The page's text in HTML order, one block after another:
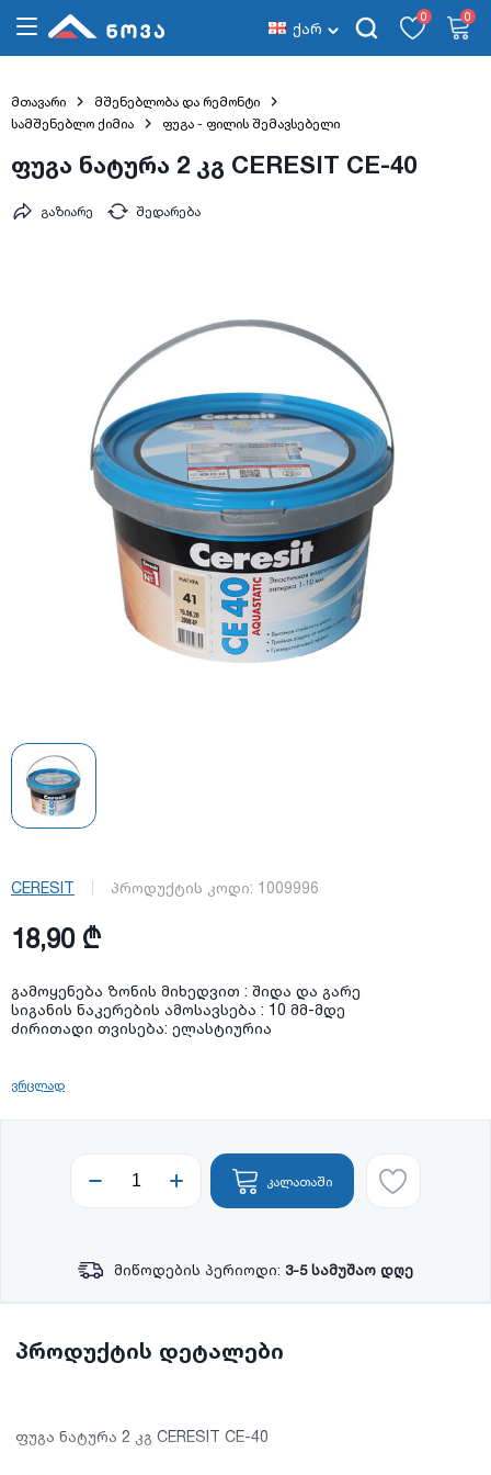
ქარ
0 0
მთავარი
მშენებლობა და რემონტი
სამშენებლო ქიმია
ფუგა - ფილის შემავსებელი
ფუგა ნატურა 2 კგ CERESIT CE-40
შედარება
გაზიარე
CERESIT პროდუქტის კოდი: 1009996
18,90 ₾
გამოყენება ზონის მიხედვით : შიდა და გარე
სიგანის ნაკერების ამოსავსება : 10 მმ-მდე
ძირითადი თვისება: ელასტიურია
ვრცლად
კალათაში
მიწოდების პერიოდი: 3-5 სამუშაო დღე
პროდუქტის დეტალები
ფუგა ნატურა 2 კგ CERESIT CE-40